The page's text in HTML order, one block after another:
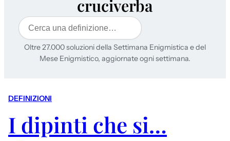
cruciverba
Cerca
Oltre 27.000 soluzioni della Settimana Enigmistica e del
Mese Enigmistico, aggiornate ogni settimana.
DEFINIZIONI
I dipinti che si…